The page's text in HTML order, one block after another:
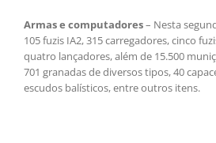
Armas e computadores– Nesta
105 fuzis IA2, 315 carregadores, cinco
quatro lançadores, além de 15.500
701 granadas de diversos tipos, 40
escudos balísticos, entre outros itens.